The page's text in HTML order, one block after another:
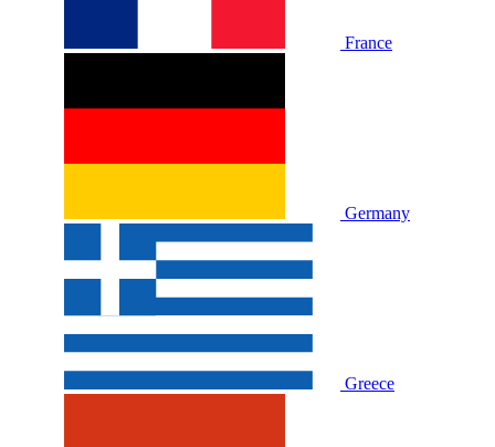
France
Germany
Greece